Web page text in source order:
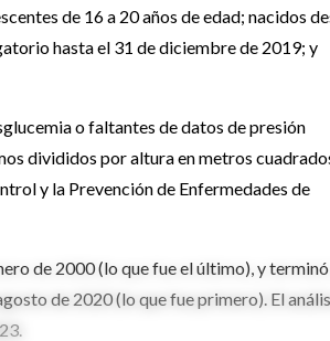
de 16 a 20 años de edad; nacidos
hasta el 31 de diciembre de 2019; y
o faltantes de datos de presión
divididos por altura en metros
y la Prevención de Enfermedades de
de 2000 (lo que fue el último), y
de 2020 (lo que fue primero). El